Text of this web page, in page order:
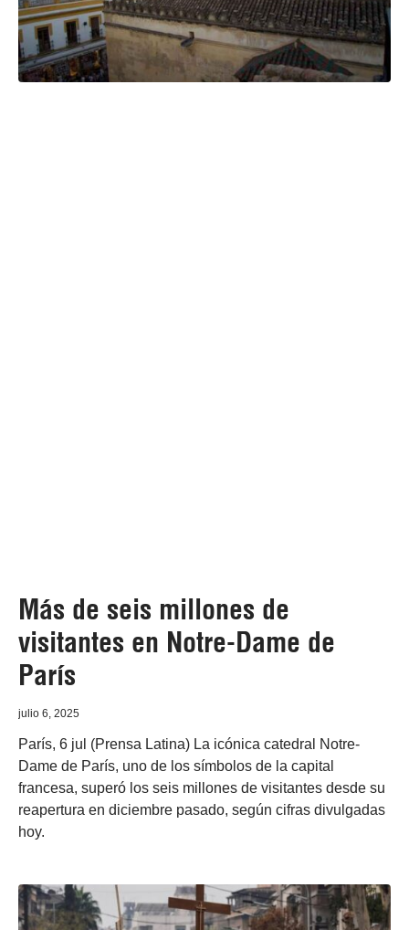
Más de seis millones de
visitantes en Notre-Dame de
París
julio 6, 2025
París, 6 jul (Prensa Latina) La icónica catedral Notre-
Dame de París, uno de los símbolos de la capital
francesa, superó los seis millones de visitantes desde su
reapertura en diciembre pasado, según cifras divulgadas
hoy.